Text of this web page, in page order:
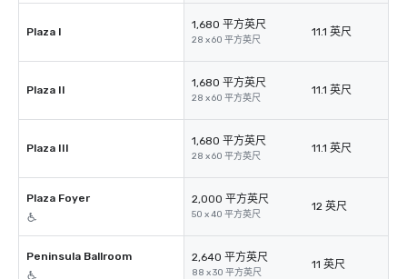
Plaza I
1,680 平方英尺
28 x 60 平方英尺
11.1 英尺
Plaza II
1,680 平方英尺
28 x 60 平方英尺
11.1 英尺
Plaza III
1,680 平方英尺
28 x 60 平方英尺
11.1 英尺
Plaza Foyer 2,000 平方英尺
50 x 40 平方英尺
12 英尺
Peninsula Ballroom 2,640 平方英尺
88 x 30 平方英尺
11 英尺